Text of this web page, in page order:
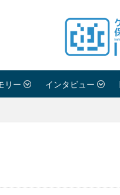
リー インタビュー